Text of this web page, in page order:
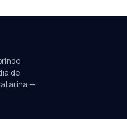
de
—